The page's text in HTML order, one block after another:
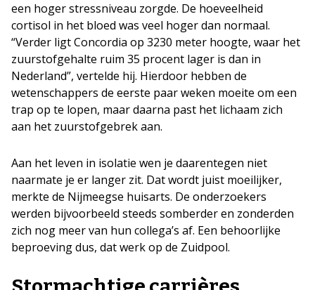
een hoger stressniveau zorgde. De hoeveelheid
cortisol in het bloed was veel hoger dan normaal.
“Verder ligt Concordia op 3230 meter hoogte, waar het
zuurstofgehalte ruim 35 procent lager is dan in
Nederland”, vertelde hij. Hierdoor hebben de
wetenschappers de eerste paar weken moeite om een
trap op te lopen, maar daarna past het lichaam zich
aan het zuurstofgebrek aan.
Aan het leven in isolatie wen je daarentegen niet
naarmate je er langer zit. Dat wordt juist moeilijker,
merkte de Nijmeegse huisarts. De onderzoekers
werden bijvoorbeeld steeds somberder en zonderden
zich nog meer van hun collega’s af. Een behoorlijke
beproeving dus, dat werk op de Zuidpool.